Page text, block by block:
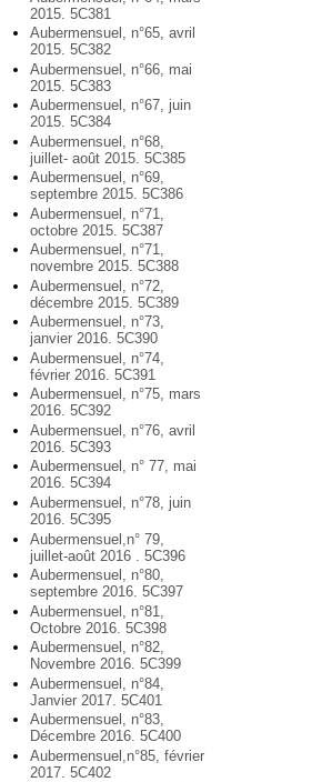
2015. 5C381
Aubermensuel, n°65, avril
2015. 5C382
Aubermensuel, n°66, mai
2015. 5C383
Aubermensuel, n°67, juin
2015. 5C384
Aubermensuel, n°68,
juillet- août 2015. 5C385
Aubermensuel, n°69,
septembre 2015. 5C386
Aubermensuel, n°71,
octobre 2015. 5C387
Aubermensuel, n°71,
novembre 2015. 5C388
Aubermensuel, n°72,
décembre 2015. 5C389
Aubermensuel, n°73,
janvier 2016. 5C390
Aubermensuel, n°74,
février 2016. 5C391
Aubermensuel, n°75, mars
2016. 5C392
Aubermensuel, n°76, avril
2016. 5C393
Aubermensuel, n° 77, mai
2016. 5C394
Aubermensuel, n°78, juin
2016. 5C395
Aubermensuel,n° 79,
juillet-août 2016 . 5C396
Aubermensuel, n°80,
septembre 2016. 5C397
Aubermensuel, n°81,
Octobre 2016. 5C398
Aubermensuel, n°82,
Novembre 2016. 5C399
Aubermensuel, n°84,
Janvier 2017. 5C401
Aubermensuel, n°83,
Décembre 2016. 5C400
Aubermensuel,n°85, février
2017. 5C402